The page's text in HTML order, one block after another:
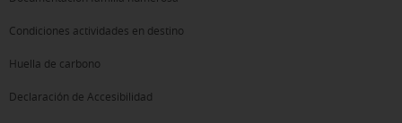
Condiciones actividades en destino
Huella de carbono
Declaración de Accesibilidad